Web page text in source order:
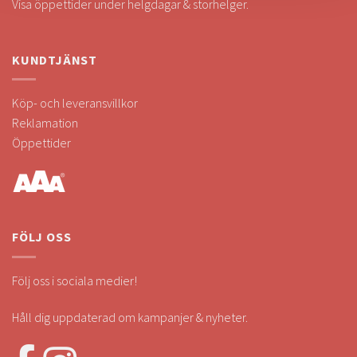
Visa öppettider under helgdagar & storhelger.
KUNDTJÄNST
Köp- och leveransvillkor
Reklamation
Öppettider
FÖLJ OSS
Följ oss i sociala medier!
Håll dig uppdaterad om kampanjer & nyheter.